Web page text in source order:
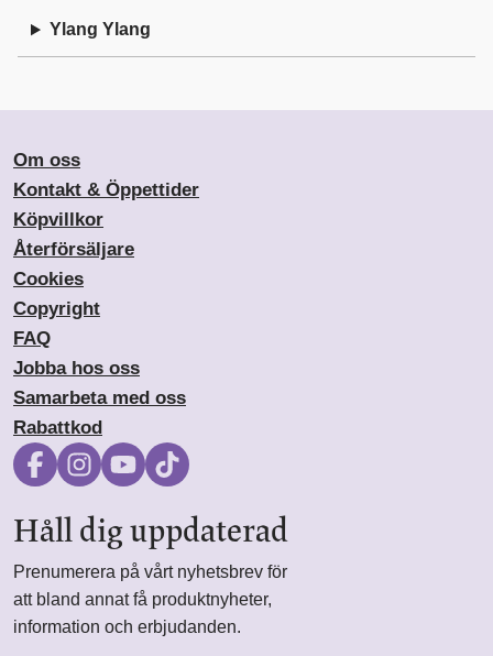
Ylang Ylang
Om oss
Kontakt & Öppettider
Köpvillkor
Återförsäljare
Cookies
Copyright
FAQ
Jobba hos oss
Samarbeta med oss
Rabattkod
Håll dig uppdaterad
Prenumerera på vårt nyhetsbrev för
att bland annat få produktnyheter,
information och erbjudanden.